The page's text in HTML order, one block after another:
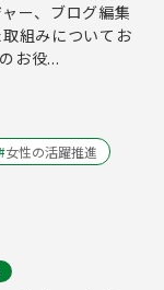
ー、ブログ編集
組みについてお
お役...
女性の活躍推進